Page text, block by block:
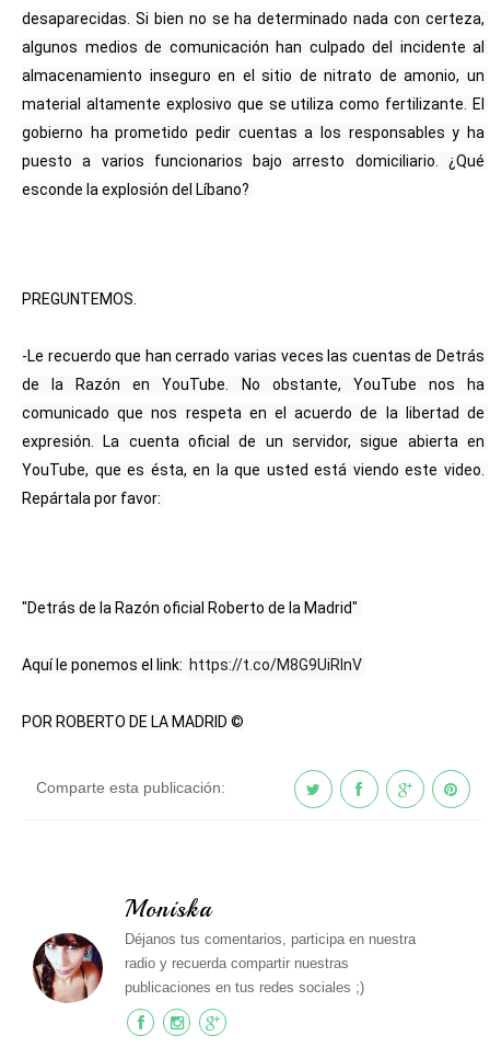
desaparecidas. Si bien no se ha determinado nada con certeza,
algunos medios de comunicación han culpado del incidente al
almacenamiento inseguro en el sitio de nitrato de amonio, un
material altamente explosivo que se utiliza como fertilizante. El
gobierno ha prometido pedir cuentas a los responsables y ha
puesto a varios funcionarios bajo arresto domiciliario. ¿Qué
esconde la explosión del Líbano?
PREGUNTEMOS.
-Le recuerdo que han cerrado varias veces las cuentas de Detrás
de la Razón en YouTube. No obstante, YouTube nos ha
comunicado que nos respeta en el acuerdo de la libertad de
expresión. La cuenta oficial de un servidor, sigue abierta en
YouTube, que es ésta, en la que usted está viendo este video.
Repártala por favor:
"Detrás de la Razón oficial Roberto de la Madrid"
Aquí le ponemos el link: https://t.co/M8G9UiRlnV
POR ROBERTO DE LA MADRID ©
Comparte esta publicación:
Moniska
Déjanos tus comentarios, participa en nuestra
radio y recuerda compartir nuestras
publicaciones en tus redes sociales ;)